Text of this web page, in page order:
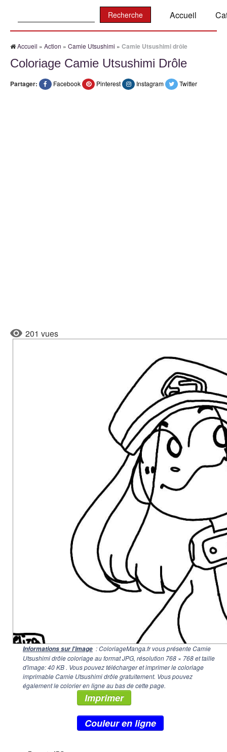
Accueil
Accueil » Action » Camie Utsushimi » Camie Utsushimi drôle
Coloriage Camie Utsushimi Drôle
Partager: Facebook Pinterest Instagram Twitter
201 vues
Informations sur l'image : ColoriageManga.fr vous présente Camie
Utsushimi drôle coloriage au format JPG, résolution 768 × 768et taille
d'image: 40 KB . Vous pouvez télécharger et imprimer le coloriage
imprimable Camie Utsushimi drôle gratuitement. Vous pouvez
également le colorier en ligne au bas de cette page.
Imprimer
Couleur en ligne